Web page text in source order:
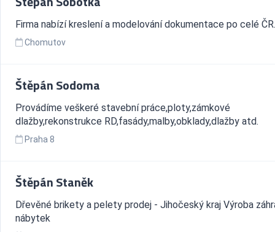
Firma nabízí kreslení a modelování dokumentace po celé ČR.
Chomutov
Štěpán Sodoma
Provádíme veškeré stavební práce,ploty,zámkové
dlažby,rekonstrukce RD,fasády,malby,obklady,dlažby atd.
Praha 8
Štěpán Staněk
Dřevěné brikety a pelety prodej - Jihočeský kraj Výroba
nábytek